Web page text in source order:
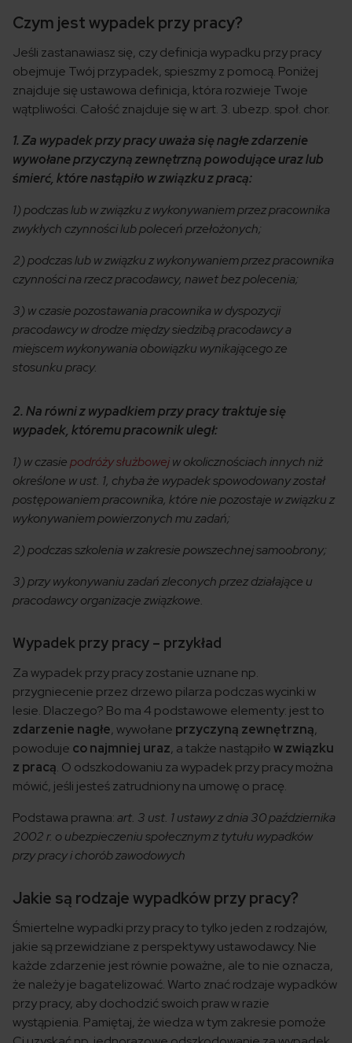
Czym jest wypadek przy pracy?
Jeśli zastanawiasz się, czy definicja wypadku przy pracy
obejmuje Twój przypadek, spieszmy z pomocą. Poniżej
znajduje się ustawowa definicja, która rozwieje Twoje
wątpliwości. Całość znajduje się w art. 3. ubezp. społ. chor.
1. Za wypadek przy pracy uważa się nagłe zdarzenie
wywołane przyczyną zewnętrzną powodujące uraz lub
śmierć, które nastąpiło w związku z pracą:
1) podczas lub w związku z wykonywaniem przez pracownika
zwykłych czynności lub poleceń przełożonych;
2) podczas lub w związku z wykonywaniem przez pracownika
czynności na rzecz pracodawcy, nawet bez polecenia;
3) w czasie pozostawania pracownika w dyspozycji
pracodawcy w drodze między siedzibą pracodawcy a
miejscem wykonywania obowiązku wynikającego ze
stosunku pracy.
2. Na równi z wypadkiem przy pracy traktuje się
wypadek, któremu pracownik uległ:
1) w czasiepodróży służbowejw okolicznościach innych niż
określone w ust. 1, chyba że wypadek spowodowany został
postępowaniem pracownika, które nie pozostaje w związku z
wykonywaniem powierzonych mu zadań;
2) podczas szkolenia w zakresie powszechnej samoobrony;
3) przy wykonywaniu zadań zleconych przez działające u
pracodawcy organizacje związkowe.
Wypadek przy pracy – przykład
Za wypadek przy pracy zostanie uznane np.
przygniecenie przez drzewo pilarza podczas wycinki w
lesie. Dlaczego? Bo ma 4 podstawowe elementy: jest to
zdarzenie nagłe, wywołane przyczyną zewnętrzną,
powoduje co najmniej uraz, a także nastąpiłow związku
z pracą. O odszkodowaniu za wypadek przy pracy można
mówić, jeśli jesteś zatrudniony na umowę o pracę.
Podstawa prawna:art. 3 ust. 1 ustawy z dnia 30 października
2002 r. o ubezpieczeniu społecznym z tytułu wypadków
przy pracy i chorób zawodowych
Jakie są rodzaje wypadków przy pracy?
Śmiertelne wypadki przy pracy to tylko jeden z rodzajów,
jakie są przewidziane z perspektywy ustawodawcy. Nie
każde zdarzenie jest równie poważne, ale to nie oznacza,
że należy je bagatelizować. Warto znać rodzaje wypadków
przy pracy, aby dochodzić swoich praw w razie
wystąpienia. Pamiętaj, że wiedza w tym zakresie pomoże